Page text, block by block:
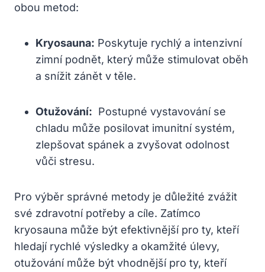
obou‍ metod:
Kryosauna: Poskytuje‌ rychlý a ⁤intenzivní
zimní podnět, který může stimulovat oběh
a snížit zánět v těle.
Otužování: ⁢ Postupné ⁢vystavování se
chladu může posilovat imunitní ⁢systém,
zlepšovat spánek a zvyšovat odolnost
vůči stresu.
Pro výběr správné​ metody je důležité zvážit‌
své zdravotní potřeby a cíle.‍ Zatímco
kryosauna může být efektivnější pro ty, kteří
hledají rychlé výsledky a okamžité úlevy,
otužování⁣ může být vhodnější pro ⁤ty, kteří